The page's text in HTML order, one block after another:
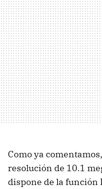
Como ya
resolución de 10.1
dispone de la función